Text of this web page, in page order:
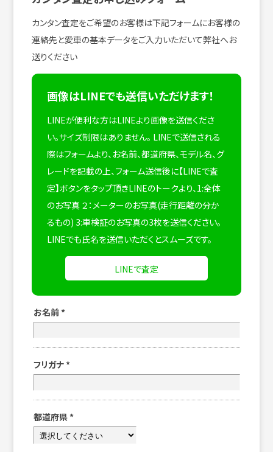
カンタン査定をご希望のお客様は下記フォームにお客様の
連絡先と愛車の基本データをご入力いただいて弊社へお
送りください
画像はLINEでも送信いただけます！
LINEが便利な方はLINEより画像を送信くださ
い。サイズ制限はありません。 LINEで送信される
際はフォームより、お名前、都道府県、モデル名、グ
レードを記載の上、フォーム送信後に【LINEで査
定】ボタンをタップ頂きLINEのトークより、1:全体
のお写真 ２：メーターのお写真(走行距離の分か
るもの) 3:車検証のお写真の3枚を送信ください。
LINEでも氏名を送信いただくとスムーズです。
LINEで査定
お名前 *
フリガナ *
都道府県 *